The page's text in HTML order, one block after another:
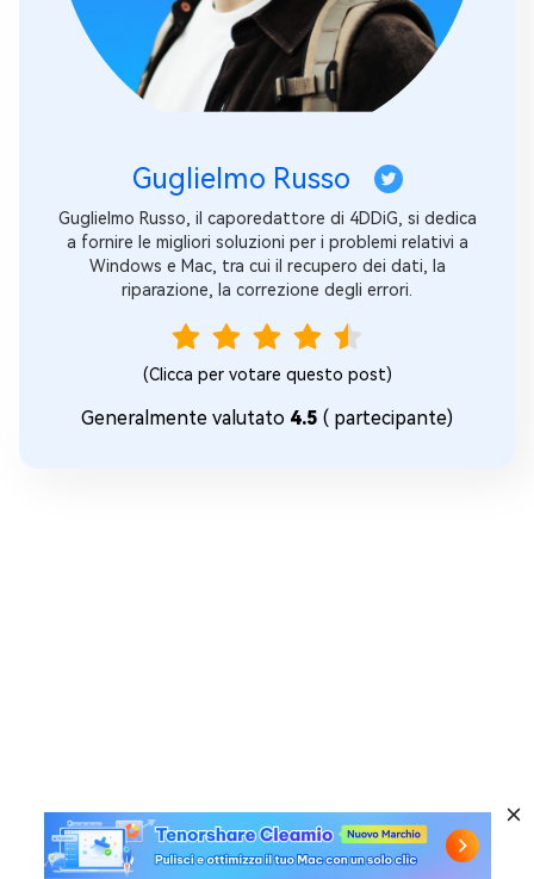
Guglielmo Russo
Guglielmo Russo, il caporedattore di 4DDiG, si dedica
a fornire le migliori soluzioni per i problemi relativi a
Windows e Mac, tra cui il recupero dei dati, la
riparazione, la correzione degli errori.
(Clicca per votare questo post)
Generalmente valutato 4.5 ( partecipante)